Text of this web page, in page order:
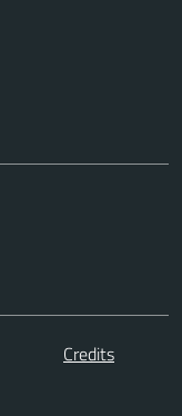
Credits